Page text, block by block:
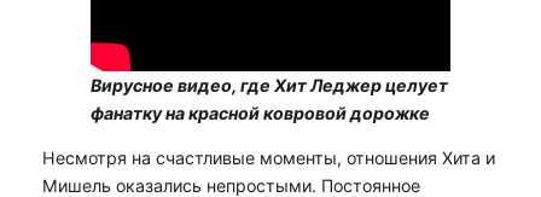
Вирусное видео, где Хит Леджер целует
фанатку на красной ковровой дорожке
Несмотря на счастливые моменты, отношения Хита и
Мишель оказались непростыми. Постоянное